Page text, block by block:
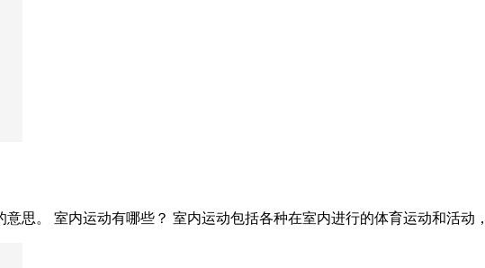
思。 室内运动有哪些？ 室内运动包括各种在室内进行的体育运动和活动